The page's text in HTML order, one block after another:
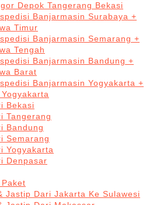
Depok Tangerang Bekasi
Banjarmasin Surabaya +
Timur
Banjarmasin Semarang +
Tengah
Banjarmasin Bandung +
Barat
Banjarmasin Yogyakarta +
Yogyakarta
Bekasi
Tangerang
Bandung
Semarang
Yogyakarta
Denpasar
Jastip Dari Jakarta Ke Sulawesi